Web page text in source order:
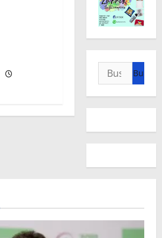
Buscar: